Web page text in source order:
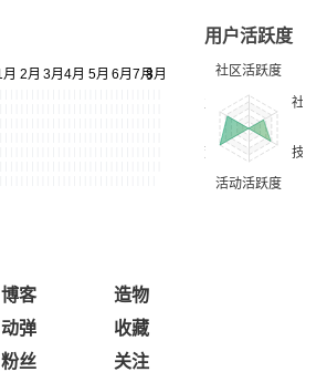
用户活跃度
博客
造物
动弹
收藏
粉丝 关注